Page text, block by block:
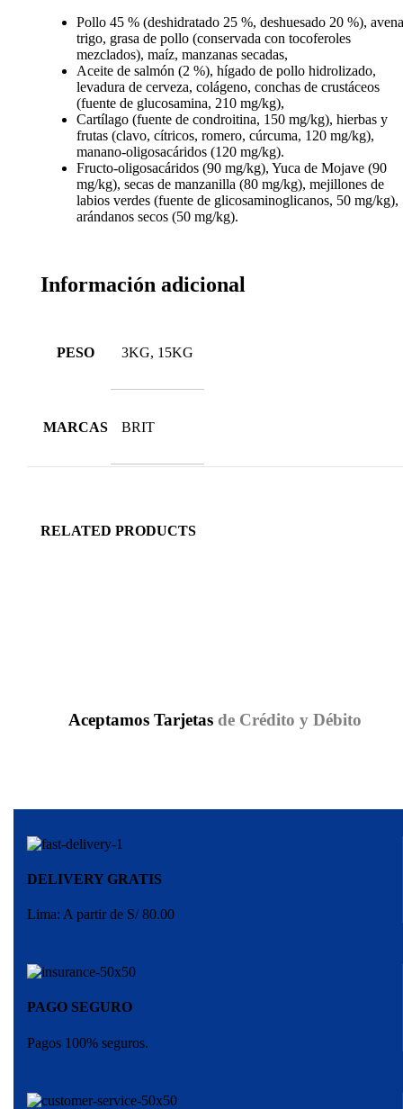
Pollo 45 % (deshidratado 25 %, deshuesado 20 %),
trigo, grasa de pollo (conservada con tocoferoles
mezclados), maíz, manzanas secadas,
Aceite de salmón (2 %), hígado de pollo hidrolizado,
levadura de cerveza, colágeno, conchas de crustáceos
(fuente de glucosamina, 210 mg/kg),
Cartílago (fuente de condroitina, 150 mg/kg), hierbas y
frutas (clavo, cítricos, romero, cúrcuma, 120 mg/kg),
manano-oligosacáridos (120 mg/kg).
Fructo-oligosacáridos (90 mg/kg), Yuca de Mojave (90
mg/kg), secas de manzanilla (80 mg/kg), mejillones de
labios verdes (fuente de glicosaminoglicanos, 50 mg/kg),
arándanos secos (50 mg/kg).
Información adicional
PESO 3KG, 15KG
MARCAS BRIT
RELATED PRODUCTS
Aceptamos Tarjetas de Crédito y Débito
DELIVERY GRATIS
Lima: A partir de S/ 80.00
PAGO SEGURO
Pagos 100% seguros.